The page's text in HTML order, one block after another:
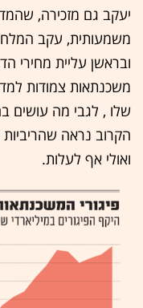
יעקב גם מזכירה,
משמעותית, עקב
ובראשן עליית מחירי
משכנתאות צמודות
שלו , לגבי מה עושים
הקרוב נראה שהריביות
ואולי אף לעלות.